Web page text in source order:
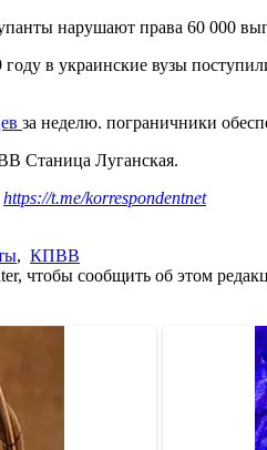
нарушают права 60 000
в украинские вузы
за неделю. пограничники
Станица Луганская.
https://t.me/korrespondentnet
, КПВВ
чтобы сообщить об этом